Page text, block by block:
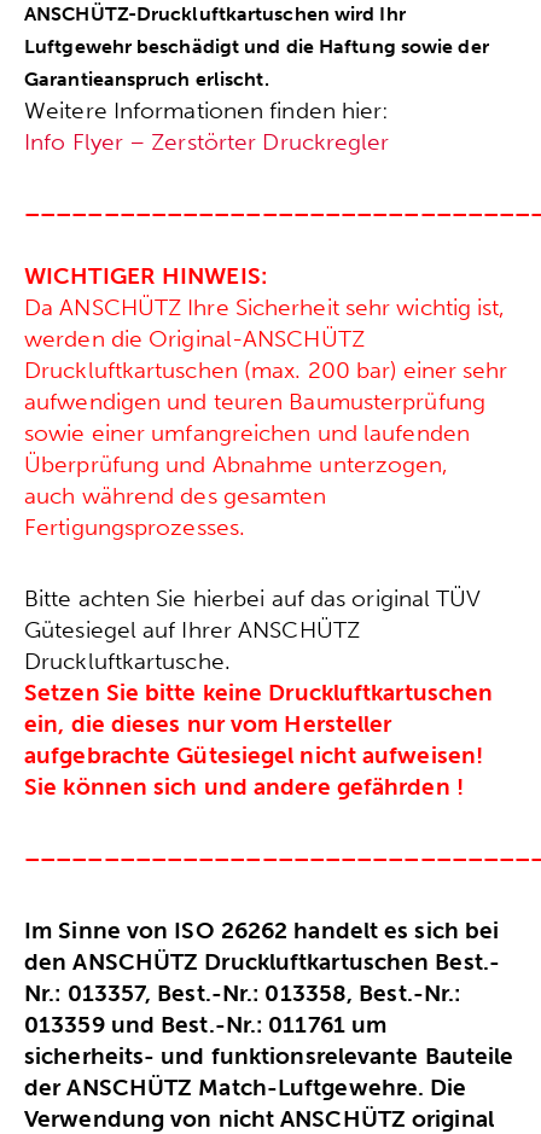
ANSCHÜTZ-Druckluftkartuschen wird Ihr
Luftgewehr beschädigt und die Haftung sowieder
Garantieanspruch erlischt.
Weitere Informationen finden hier:
Info Flyer – Zerstörter Druckregler
WICHTIGER HINWEIS:
Da ANSCHÜTZ Ihre Sicherheit sehr wichtig ist,
werden die Original-ANSCHÜTZ
Druckluftkartuschen (max. 200 bar) einer sehr
aufwendigen und teuren Baumusterprüfung
sowie einer umfangreichen und laufenden
Überprüfung und Abnahme unterzogen,
auch während des gesamten
Fertigungsprozesses.
Bitte achten Sie hierbei auf das original TÜV
Gütesiegel auf Ihrer ANSCHÜTZ
Druckluftkartusche.
Setzen Sie bitte keine Druckluftkartuschen
ein, die dieses nur vom Hersteller
aufgebrachte Gütesiegel nicht aufweisen!
Sie können sich und andere gefährden !
Im Sinne von ISO 26262 handelt es sich bei
den ANSCHÜTZ Druckluftkartuschen Best.-
Nr.: 013357, Best.-Nr.: 013358, Best.-Nr.:
013359 und Best.-Nr.: 011761 um
sicherheits- und funktionsrelevante Bauteile
der ANSCHÜTZ Match-Luftgewehre. Die
Verwendung von nicht ANSCHÜTZ original